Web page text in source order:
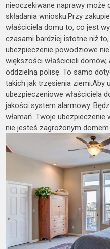
nieoczekiwane naprawy
składania wniosku.Przy
właściciela domu to, co jest
czasami bardziej istotne niż
ubezpieczenie powodziowe
większości właścicieli
oddzielną polisę. To samo
takich jak trzęsienia ziemi.Aby
ubezpieczeniowe właściciela
jakości system alarmowy.
włamań. Twoje ubezpieczenie
nie jesteś zagrożonym